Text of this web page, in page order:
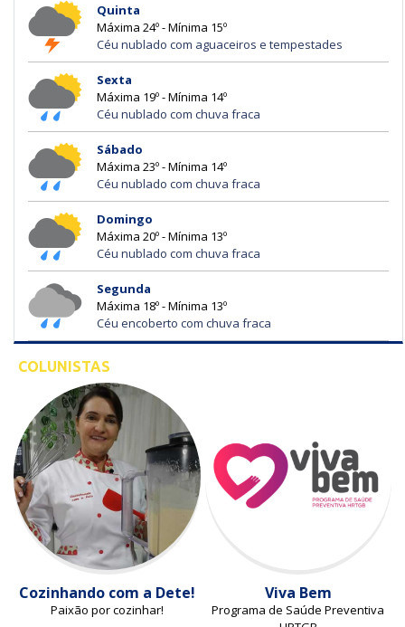
Quinta
Máxima 24º - Mínima 15º
Céu nublado com aguaceiros e tempestades
Sexta
Máxima 19º - Mínima 14º
Céu nublado com chuva fraca
Sábado
Máxima 23º - Mínima 14º
Céu nublado com chuva fraca
Domingo
Máxima 20º - Mínima 13º
Céu nublado com chuva fraca
Segunda
Máxima 18º - Mínima 13º
Céu encoberto com chuva fraca
COLUNISTAS
Cozinhando com a Dete!
Paixão por cozinhar!
Viva Bem
Programa de Saúde Preventiva